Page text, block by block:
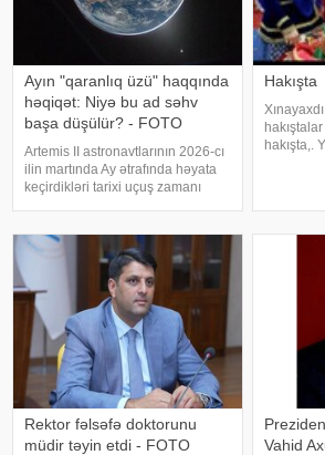
Ayın "qaranlıq üzü" haqqında
həqiqət: Niyə bu ad səhv
başa düşülür? - FOTO
Artemis II astronavtlarının 2026-cı
ilin martında Ay ətrafında həyata
keçirdikləri tarixi uçuş zamanı
Ayın qaranlıq tərəfi doğrudanmı
hər zaman qaranlıqdır?
Hakışta
hakışta,.
hakışta.
Rektor fəlsəfə doktorunu
müdir təyin etdi - FOTO
Vahid